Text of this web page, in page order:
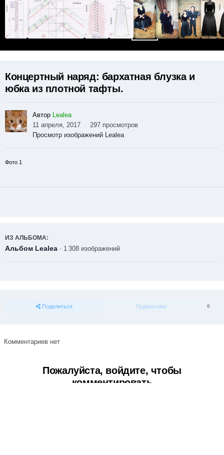
Концертный наряд: бархатная блузка и
юбка из плотной тафты.
Автор Lealea
11 апреля, 2017
297 просмотров
Просмотр изображений Lealea
Фото 1
ИЗ АЛЬБОМА:
Альбом Lealea · 1 308 изображений
Поделиться Подписчики 0
Комментариев нет
Пожалуйста, войдите, чтобы
комментировать